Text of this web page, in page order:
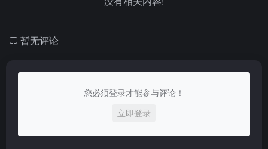
暂无评论
您必须登录才能参与评论！
立即登录